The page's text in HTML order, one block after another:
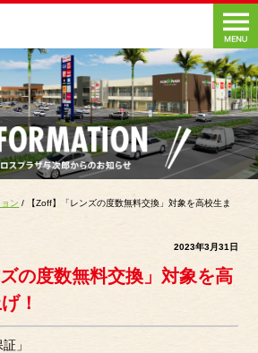
ン / 【Zoff】「レンズの度数無料交換」対象を高校生ま
2023年3月31日
の度数無料交換」対象を高
！
」